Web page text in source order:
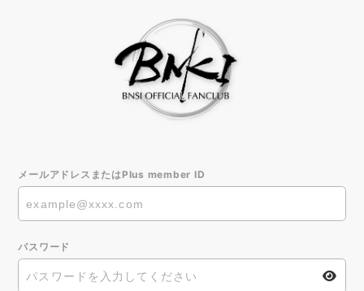
メールアドレスまたはPlus member ID
パスワード